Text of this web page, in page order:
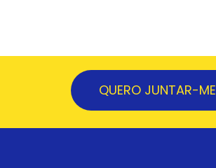
QUERO JUNTAR-ME